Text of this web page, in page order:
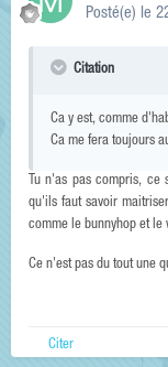
Posté(e) le
Citation
Ca y est, comme
Ca me fera toujours
Tu n'as pas compris, ce
qu'ils faut savoir
comme le bunnyhop et le
Ce n'est pas du tout une
Citer